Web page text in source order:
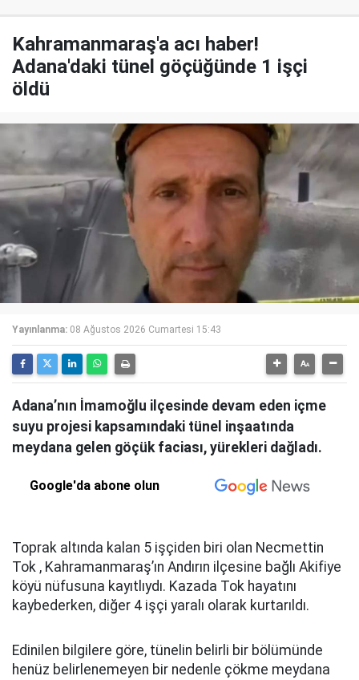
Kahramanmaraş'a acı haber!
Adana'daki tünel göçüğünde 1 işçi
öldü
Yayınlanma: 08 Ağustos 2026 Cumartesi 15:43
Adana’nın İmamoğlu ilçesinde devam eden içme
suyu projesi kapsamındaki tünel inşaatında
meydana gelen göçük faciası, yürekleri dağladı.
Google'da abone olun
Toprak altında kalan 5 işçiden biri olan Necmettin
Tok , Kahramanmaraş’ın Andırın ilçesine bağlı Akifiye
köyü nüfusuna kayıtlıydı. Kazada Tok hayatını
kaybederken, diğer 4 işçi yaralı olarak kurtarıldı.
Edinilen bilgilere göre, tünelin belirli bir bölümünde
henüz belirlenemeyen bir nedenle çökme meydana